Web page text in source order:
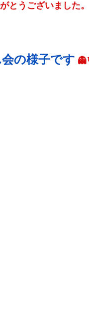
とうございました。
の様子です